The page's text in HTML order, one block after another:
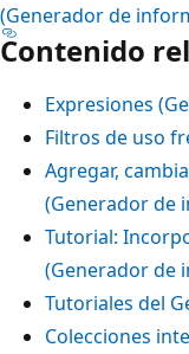
(Generador de
Contenido
Expresiones
Filtros de uso
Agregar,
(Generador de
Tutorial:
(Generador de
Tutoriales del
Colecciones